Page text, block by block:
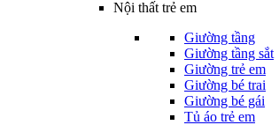
Nội thất trẻ em
Giường tầng
Giường tầng sắt
Giường trẻ em
Giường bé trai
Giường bé gái
Tủ áo trẻ em